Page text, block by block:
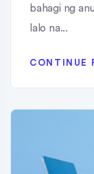
bahagi ng
lalo na...
CONTINUE